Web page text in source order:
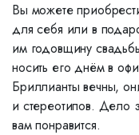
Вы можете
для себя или в
им годовщину
носить его днём в
Бриллианты вечны,
и стереотипов. Дело
вам понравится.